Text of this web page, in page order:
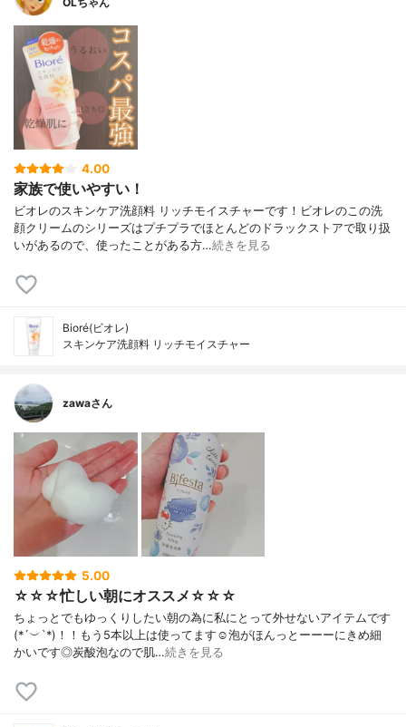
4.00
家族で使いやすい！
ビオレのスキンケア洗顔料 リッチモイスチャーです！ビオレのこの洗
顔クリームのシリーズはプチプラでほとんどのドラックストアで取り扱
いがあるので、使ったことがある方…続きを見る
Bioré(ビオレ)
スキンケア洗顔料 リッチモイスチャー
zawaさん
5.00
☆☆☆忙しい朝にオススメ☆☆☆
ちょっとでもゆっくりしたい朝の為に私にとって外せないアイテムです
(*´︶`*)！！もう5本以上は使ってます☺️泡がほんっとーーーにきめ細
かいです◎炭酸泡なので肌…続きを見る